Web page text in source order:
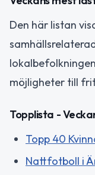
Den här listan
möjligheter till
Topplista -
Topp 40
Nattfotboll i